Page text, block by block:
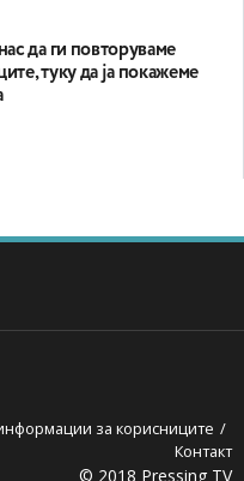
да ги повторуваме
туку да ја покажеме
за корисниците
Контакт
© 2018 Pressing TV